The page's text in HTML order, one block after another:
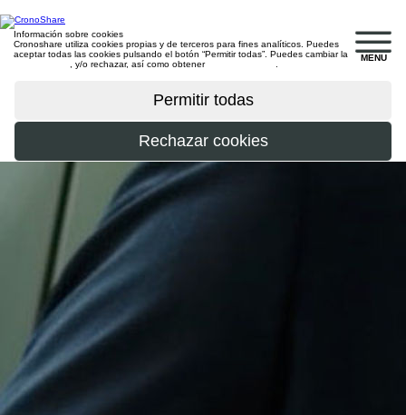
MENU
Información sobre cookies
Cronoshare utiliza cookies propias y de terceros para fines analíticos. Puedes
aceptar todas las cookies pulsando el botón “Permitir todas”. Puedes cambiar la
, y/o rechazar, así como obtener